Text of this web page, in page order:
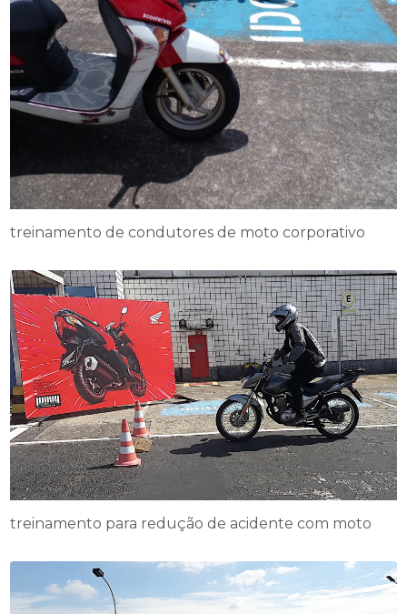
treinamento de condutores de moto corporativo
treinamento para redução de acidente com moto